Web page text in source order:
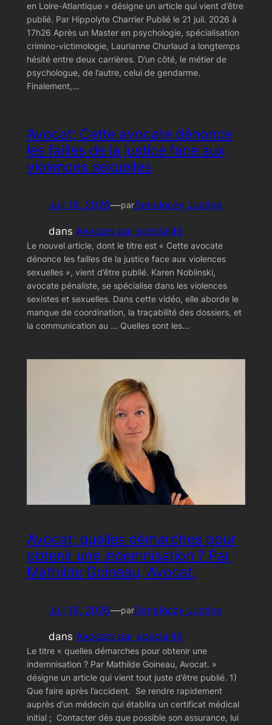
en Loire-Atlantique » désigne un article qui vient d’être
publié. Par Hippolyte Charrier Publié le 21 juil. 2026 à
17h26 Après un Master en psychologie, spécialisation
crimino-victimologie, Laurianne Churlaud a longtemps
hésité entre deux carrières. D’un côté, le métier de
psychologue, de l’autre, celui de gendarme.
Finalement,…
Avocat; Cette avocate dénonce
les failles de la justice face aux
violences sexuelles
Juil 18, 2026—parBenaloczy Justine
dans Avocats par spécialité
Le nouvel article, dont le titre est « Cette avocate
dénonce les failles de la justice face aux violences
sexuelles », vient d’être publié. Karen Noblinski,
avocate pénaliste, se spécialise dans les violences
sexistes et sexuelles. Dans cette vidéo, elle aborde le
manque de coordination, la traçabilité des dossiers, et
la communication au … Quelles sont les…
Avocat; quelles démarches pour
obtenir une indemnisation ? Par
Mathilde Goineau, Avocat.
Juil 18, 2026—parBenaloczy Justine
dans Avocats par spécialité
Le titre « quelles démarches pour obtenir une
indemnisation ? Par Mathilde Goineau, Avocat. »
désigne un article qui vient tout juste d’être publié. 1)
Que faire après l’accident. Se rendre rapidement
auprès d’un médecin qui établira un certificat médical
initial ; Contacter dès que possible son assurance, lui